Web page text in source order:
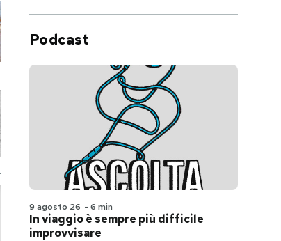
Podcast
9 agosto 26 - 6 min
In viaggio è sempre più difficile
improvvisare